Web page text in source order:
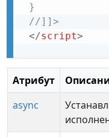
}
//]]>
</script>
Атрибут
async